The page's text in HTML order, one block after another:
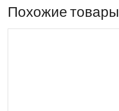
Похожие товары